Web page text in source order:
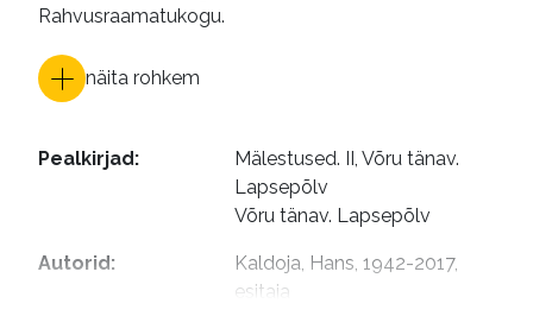
Rahvusraamatukogu.
näita rohkem
Pealkirjad:
Mälestused. II, Võru tänav.
Lapsepõlv
Võru tänav. Lapsepõlv
Autorid:
Kaldoja, Hans, 1942-2017,
esitaja